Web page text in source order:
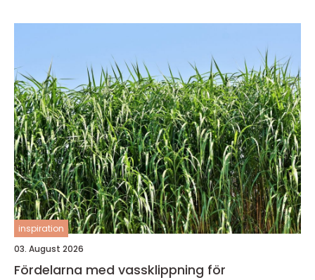
inspiration
03. August 2026
Fördelarna med vassklippning för